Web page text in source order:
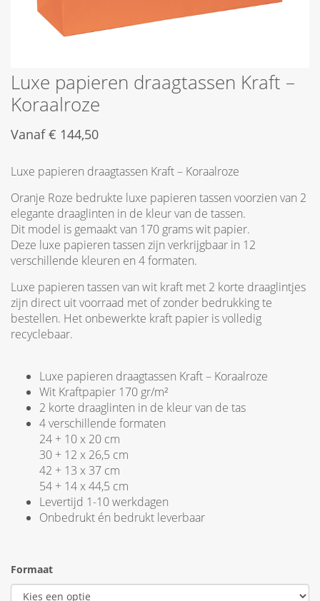
Luxe papieren draagtassen Kraft –
Koraalroze
Vanaf€ 144,50
Luxe papieren draagtassen Kraft – Koraalroze
Oranje Roze bedrukte luxe papieren tassen voorzien van 2
elegante draaglinten in de kleur van de tassen.
Dit model is gemaakt van 170 grams wit papier.
Deze luxe papieren tassen zijn verkrijgbaar in 12
verschillende kleuren en 4 formaten.
Luxe papieren tassen van wit kraft met 2 korte draaglintjes
zijn direct uit voorraad met of zonder bedrukking te
bestellen. Het onbewerkte kraft papier is volledig
recyclebaar.
Luxe papieren draagtassen Kraft – Koraalroze
Wit Kraftpapier 170 gr/m²
2 korte draaglinten in de kleur van de tas
4 verschillende formaten
24 + 10 x 20 cm
30 + 12 x 26,5 cm
42 + 13 x 37 cm
54 + 14 x 44,5 cm
Levertijd 1-10 werkdagen
Onbedrukt én bedrukt leverbaar
Formaat